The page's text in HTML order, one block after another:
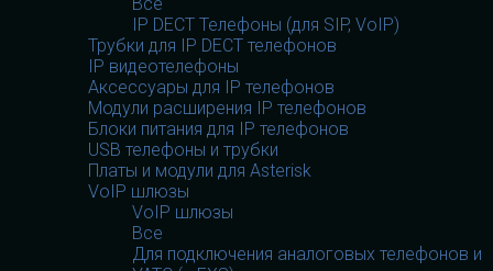
IP DECT Телефоны (для SIP, VoIP)
Трубки для IP DECT телефонов
IP видеотелефоны
Аксессуары для IP телефонов
Модули расширения IP телефонов
Блоки питания для IP телефонов
USB телефоны и трубки
Платы и модули для Asterisk
VoIP шлюзы
VoIP шлюзы
Все
Для подключения аналоговых телефонов и